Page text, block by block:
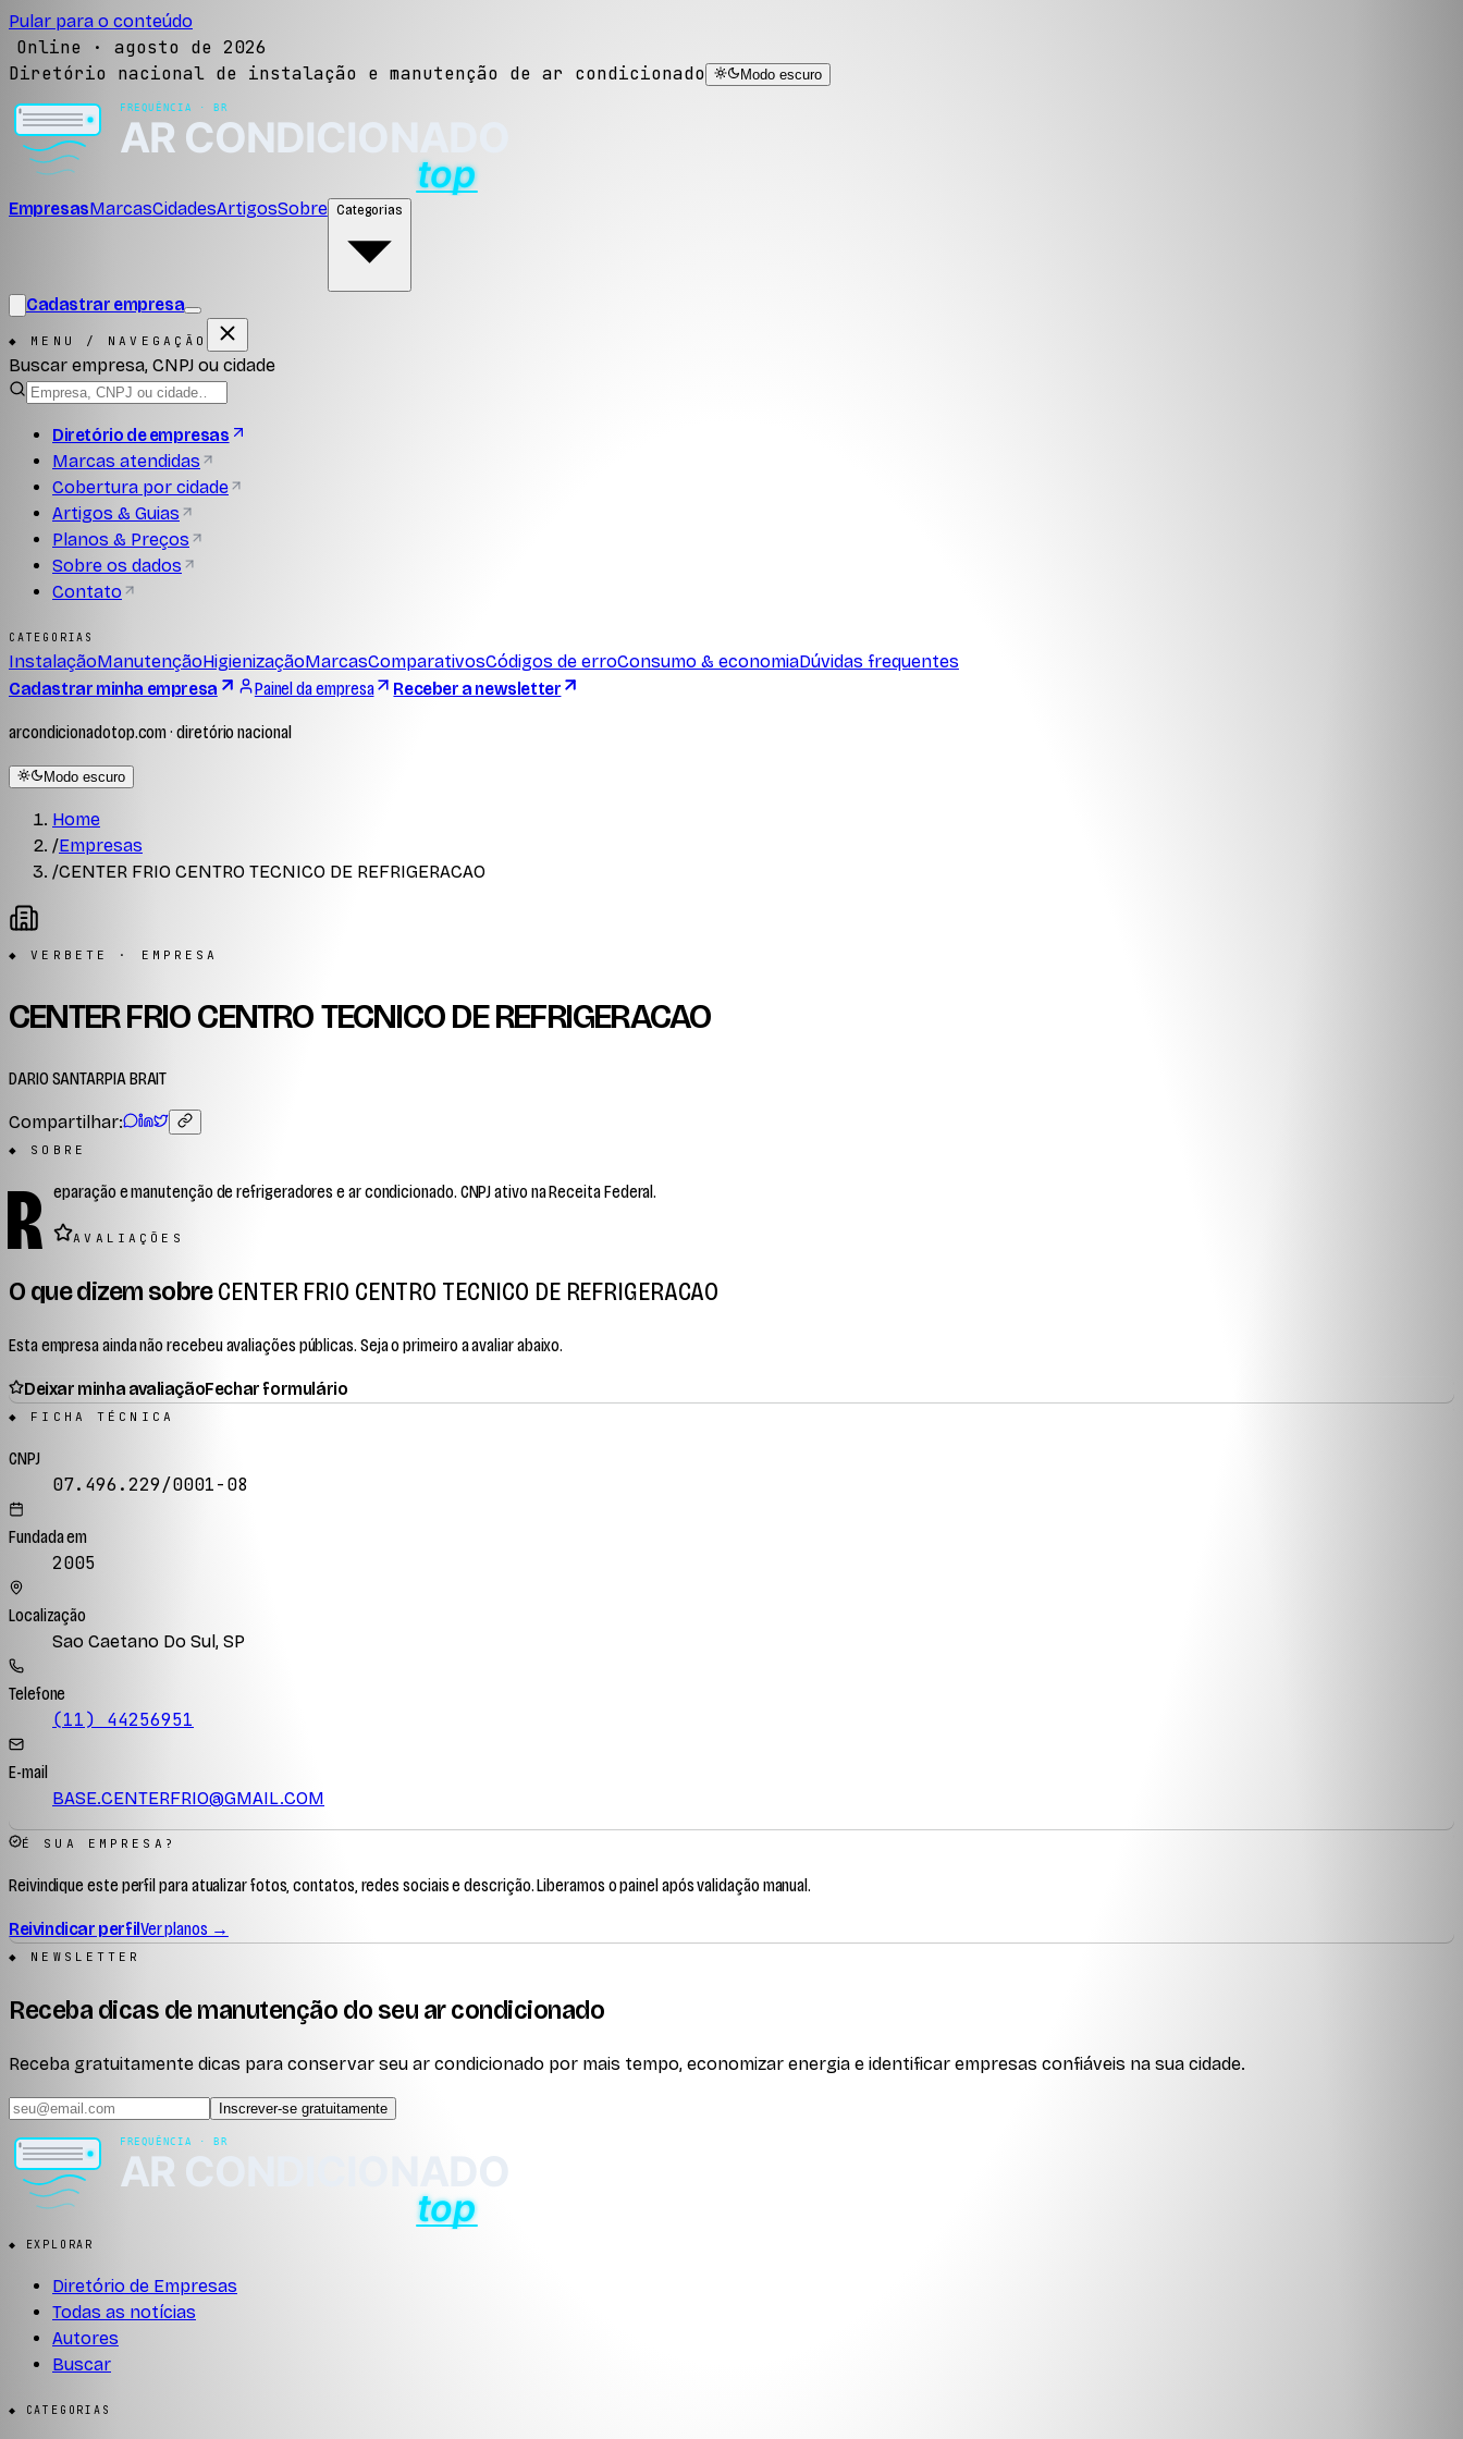
Pular para o conteúdo
Online · agosto de 2026
Diretório nacional de instalação e manutenção de ar condicionado
Modo escuro
EmpresasMarcasCidadesArtigosSobre Categorias
Cadastrar empresa
◆ MENU / NAVEGAÇÃO
Buscar empresa, CNPJ ou cidade
Diretório de empresas
Marcas atendidas
Cobertura por cidade
Artigos & Guias
Planos & Preços
Sobre os dados
Contato
CATEGORIAS
InstalaçãoManutençãoHigienizaçãoMarcasComparativosCódigos de erroConsumo & economiaDúvidas frequentes
Cadastrar minha empresa
Painel da empresa Receber a newsletter
arcondicionadotop.com · diretório nacional
Modo escuro
Home
/Empresas
/CENTER FRIO CENTRO TECNICO DE REFRIGERACAO
◆ VERBETE · EMPRESA
CENTER FRIO CENTRO TECNICO DE REFRIGERACAO
DARIO SANTARPIA BRAIT
Compartilhar:
◆ SOBRE
R eparação e manutenção de refrigeradores e ar condicionado. CNPJ ativo na Receita Federal.
AVALIAÇÕES
O que dizem sobreCENTER FRIO CENTRO TECNICO DE REFRIGERACAO
Esta empresa ainda não recebeu avaliações públicas. Seja o primeiro a avaliar abaixo.
Deixar minha avaliaçãoFechar formulário
◆ FICHA TÉCNICA
CNPJ
07.496.229/0001-08
Fundada em
2005
Localização
Sao Caetano Do Sul, SP
Telefone
(11) 44256951
E-mail
BASE.CENTERFRIO@GMAIL.COM
É SUA EMPRESA?
Reivindique este perfil para atualizar fotos, contatos, redes sociais e descrição. Liberamos o painel após validação manual.
Reivindicar perfilVer planos →
◆ NEWSLETTER
Receba dicas de manutenção do seu ar condicionado
Receba gratuitamente dicas para conservar seu ar condicionado por mais tempo, economizar energia e identificar empresas confiáveis na sua cidade.
Inscrever-se gratuitamente
◆ EXPLORAR
Diretório de Empresas
Todas as notícias
Autores
Buscar
◆ CATEGORIAS